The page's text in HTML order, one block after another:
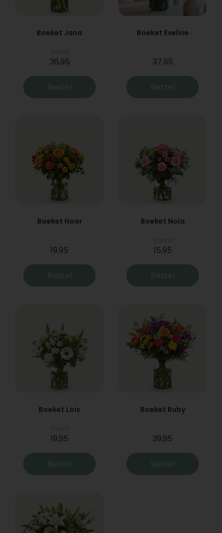
Boeket Jana
36,95
Bestel
Boeket Eveline
37,95
Bestel
Boeket Noor
19,95
Bestel
Boeket Nola
15,95
Bestel
Boeket Lois
19,95
Bestel
Boeket Ruby
39,95
Bestel